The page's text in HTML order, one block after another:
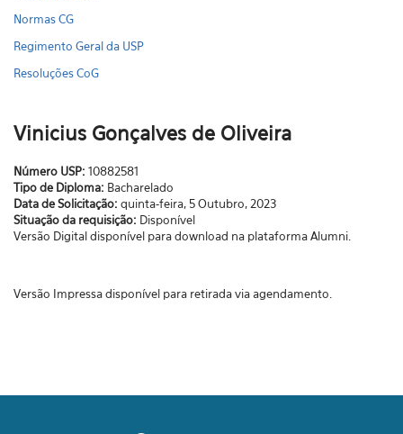
Normas CG
Regimento Geral da USP
Resoluções CoG
Vinicius Gonçalves de Oliveira
Número USP: 10882581
Tipo de Diploma: Bacharelado
Data de Solicitação: quinta-feira, 5 Outubro, 2023
Situação da requisição: Disponível
Versão Digital disponível para download na plataforma Alumni.
Versão Impressa disponível para retirada via agendamento.